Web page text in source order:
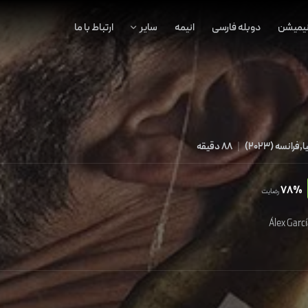
دوبله فارسی انیمه سایر ارتباط با ما
(
2023
)
| 88 دقیقه
78%رضایت
Álex